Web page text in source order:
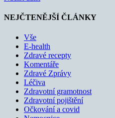
NEJČTENĚJŠÍ ČLÁNKY
Vše
E-health
Zdravé recepty
Komentáře
Zdravé Zprávy
Léčiva
Zdravotní gramotnost
Zdravotní pojištění
Očkování a covid